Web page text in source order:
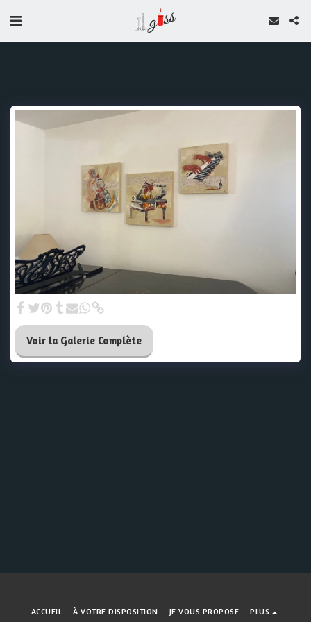
Voir la Galerie Complète
ACCUEIL À VOTRE DISPOSITION JE VOUS PROPOSE PLUS